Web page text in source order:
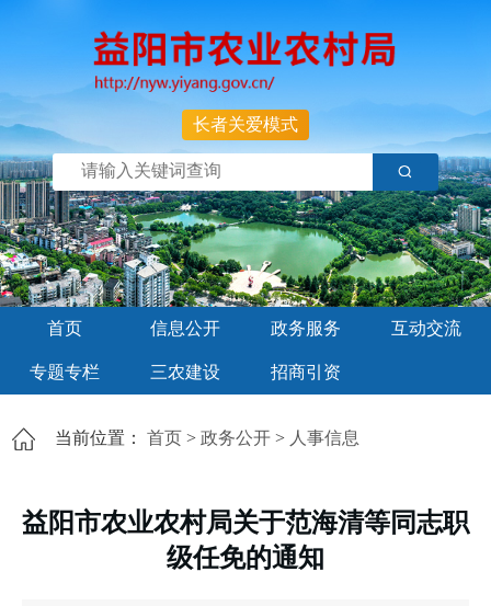
长者关爱模式
首页 信息公开 政务服务 互动交流
专题专栏 三农建设 招商引资
当前位置： 首页 > 政务公开 > 人事信息
益阳市农业农村局关于范海清等同志职
级任免的通知